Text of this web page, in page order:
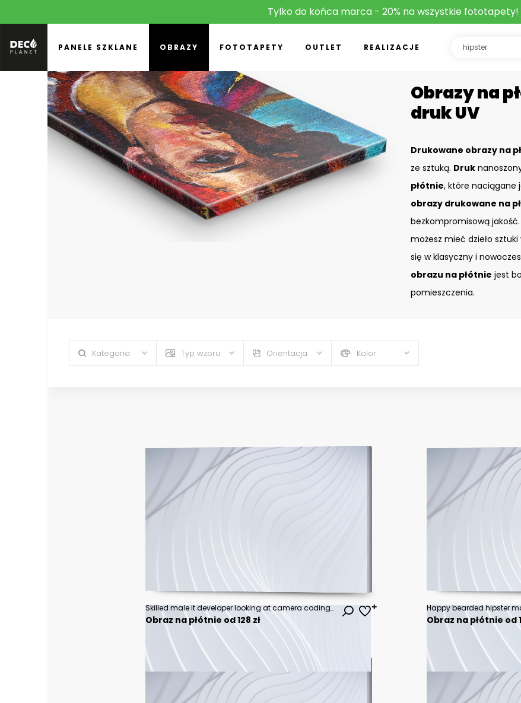
Tylko do końca marca - 20% na wszystkie fototapety!
PANELE SZKLANE OBRAZY FOTOTAPETY OUTLET REALIZACJE
Obrazy na
druk UV
Drukowane obrazy na
ze sztuką. Druk
płótnie, które naciągane
obrazy drukowane na
bezkompromisową
możesz mieć dzieło
się w klasyczny i
obrazu na płótnie jest
pomieszczenia.
Kategoria Typ wzoru Orientacja Kolor
Skilled male it developer looking at camera coding on modern laptop computer working on freelance in cafe interior, portrait of cheerful hipster guy using netbook for e learning satisfied with course.
Obraz na płótnie od 128 zł Obraz na płótnie od